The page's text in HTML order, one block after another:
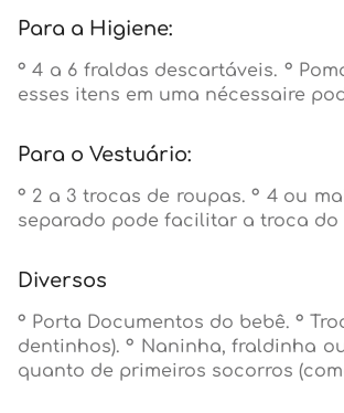
Para a Higiene:
° 4 a 6 fraldas descartáveis. °
esses itens em uma nécessaire
Para o Vestuário:
° 2 a 3 trocas de roupas. ° 4 ou
separado pode facilitar a troca
Diversos
° Porta Documentos do bebê. °
dentinhos). ° Naninha, fraldinha
quanto de primeiros socorros